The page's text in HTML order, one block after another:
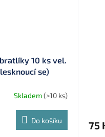
10 ks vel.
se)
Skladem(>10 ks)
Do košíku 75